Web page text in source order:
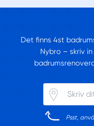
Det finns 4st
Nybro – skriv
Psst,